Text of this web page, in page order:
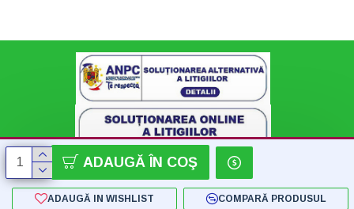
ADAUGĂ ÎN COŞ
ADAUGĂ IN WISHLIST COMPARĂ PRODUSUL
Copyright © 2018 - 2024 SC Konnect-Shop SRL - by Flatstudio.ro